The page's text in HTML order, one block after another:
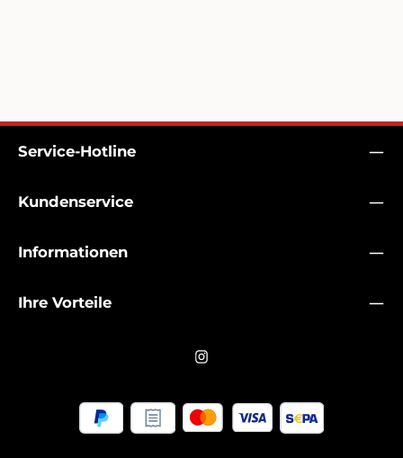
Service-Hotline
Kundenservice
Informationen
Ihre Vorteile